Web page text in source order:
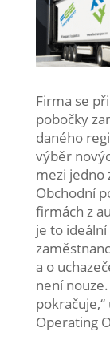
Firma se
pobočky
daného
výběr
mezi jedno
Obchodní
firmách z
je to
a o
není
Operating